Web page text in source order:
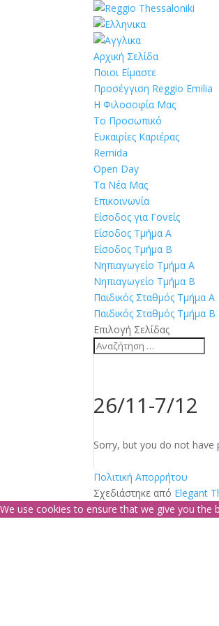
Αρχική Σελίδα
Ποιοι Είμαστε
Προσέγγιση Reggio Emilia
Η Φιλοσοφία Μας
Το Προσωπικό
Ευκαιρίες Καριέρας
Remida
Open Day
Τα Νέα Μας
Επικοινωνία
Είσοδος για Γονείς
Είσοδος Τμήμα Α
Είσοδος Τμήμα Β
Νηπιαγωγείο Τμήμα Α
Νηπιαγωγείο Τμήμα Β
Παιδικός Σταθμός Τμήμα Α
Παιδικός Σταθμός Τμήμα Β
Επιλογή Σελίδας
26/11-7/12
Sorry, but you do not
Πολιτική Απορρήτου
Σχεδιάστηκε από Elegant
We use cookies to ensure that we give you